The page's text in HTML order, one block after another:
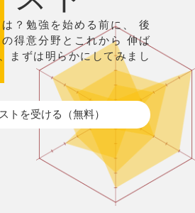
？勉強を始める前に、
後
得意分野とこれから
伸ば
まずは明らかにしてみまし
トを受ける（無料）